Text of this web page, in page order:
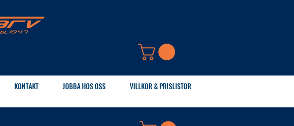
KONTAKT JOBBA HOS OSS VILLKOR & PRISLISTOR